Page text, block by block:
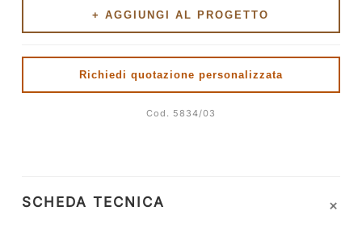
+ AGGIUNGI AL PROGETTO
Richiedi quotazione personalizzata
Cod. 5834/03
SCHEDA TECNICA +